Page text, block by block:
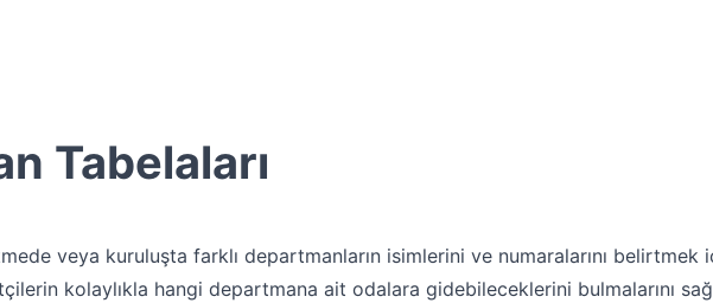
Tabelaları
veya kuruluşta farklı departmanların isimlerini ve numaralarını belirtmek
kolaylıkla hangi departmana ait odalara gidebileceklerini bulmalarını